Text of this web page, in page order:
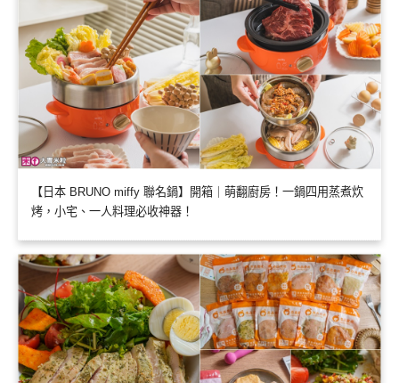
【日本 BRUNO miffy 聯名鍋】開箱｜萌翻廚房！一鍋四用蒸煮炊
烤，小宅、一人料理必收神器！